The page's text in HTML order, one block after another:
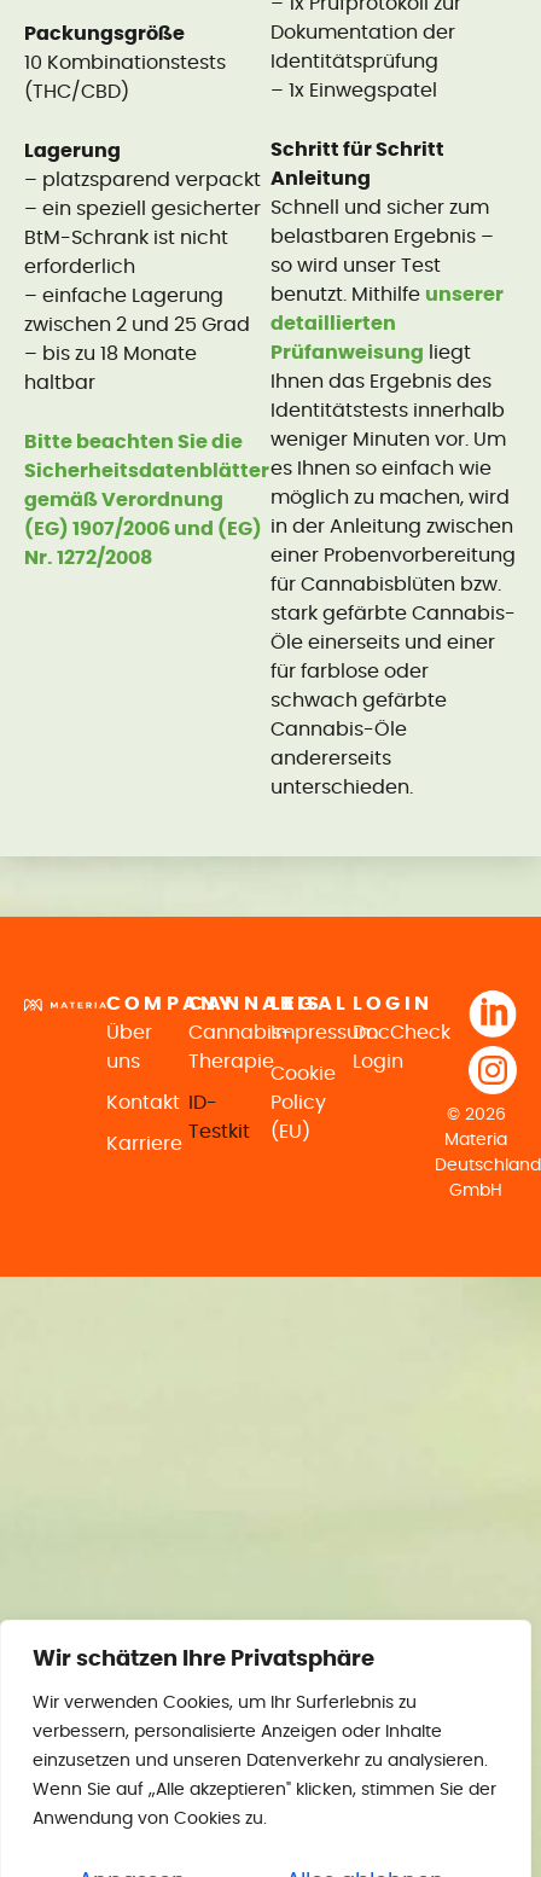
Wir schätzen Ihre Privatsphäre
Wir verwenden Cookies, um Ihr Surferlebnis zu
verbessern, personalisierte Anzeigen oder Inhalte
einzusetzen und unseren Datenverkehr zu analysieren.
Wenn Sie auf „Alle akzeptieren" klicken, stimmen Sie der
Anwendung von Cookies zu.
Packungsgröße
10 Kombinationstests
(THC/CBD)
Lagerung
– platzsparend verpackt
– ein speziell gesicherter
BtM-Schrank ist nicht
erforderlich
– einfache Lagerung
zwischen 2 und 25 Grad
– bis zu 18 Monate
haltbar
Bitte beachten Sie die
Sicherheitsdatenblätter
gemäß Verordnung
(EG) 1907/2006 und (EG)
Nr. 1272/2008
– 1x Prüfprotokoll zur
Dokumentation der
Identitätsprüfung
– 1x Einwegspatel
Schritt für Schritt
Anleitung
Schnell und sicher zum
belastbaren Ergebnis –
so wird unser Test
benutzt. Mithilfe unserer
detaillierten
Prüfanweisung liegt
Ihnen das Ergebnis des
Identitätstests innerhalb
weniger Minuten vor. Um
es Ihnen so einfach wie
möglich zu machen, wird
in der Anleitung zwischen
einer Probenvorbereitung
für Cannabisblüten bzw.
stark gefärbte Cannabis-
Öle einerseits und einer
für farblose oder
schwach gefärbte
Cannabis-Öle
andererseits
unterschieden.
COMPANY
Über
uns
Kontakt
Karriere
CANNABIS
Cannabis-
Therapie
ID-
Testkit
LEGAL
Impressum
Cookie
Policy
(EU)
LOGIN
DocCheck
Login
© 2026
Materia
Deutschland
GmbH